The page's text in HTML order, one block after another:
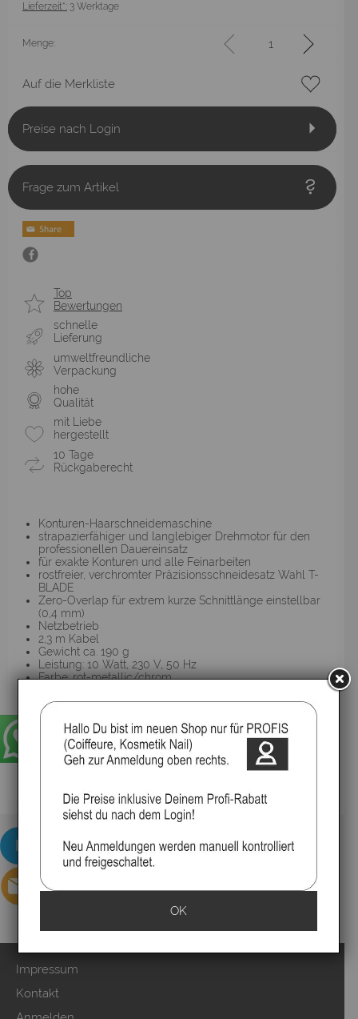
Lieferzeit*: 3 Werktage
Menge:
Auf die Merkliste
Preise nach Login
Frage zum Artikel
Top
Bewertungen
schnelle
Lieferung
umweltfreundliche
Verpackung
hohe
Qualität
mit Liebe
hergestellt
10 Tage
Rückgaberecht
Konturen-Haarschneidemaschine
strapazierfähiger und langlebiger Drehmotor für den
professionellen Dauereinsatz
für exakte Konturen und alle Feinarbeiten
rostfreier, verchromter Präzisionsschneidesatz Wahl T-
BLADE
Zero-Overlap für extrem kurze Schnittlänge einstellbar
(0,4 mm)
Netzbetrieb
2,3 m Kabel
Gewicht ca. 190 g
Leistung: 10 Watt, 230 V, 50 Hz
Farbe: rot-metallic/chrom
Zubehör:
inkl. 3 Aufsteckkämme (3 mm, 6 mm, 10 mm)
inkl. Etui
inkl. Reinigungspinsel und Öl
inkl. Messerschutz
Impressum
Kontakt
OK